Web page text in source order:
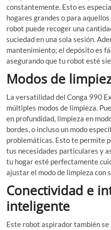
constantemente. Esto es
hogares grandes o para
robot puede recoger una
suciedad en una sola sesión.
mantenimiento; el depósito es
asegurando que tu robot esté
Modos de
La versatilidad del Conga 990
múltiples modos de limpieza.
en profundidad, limpieza en
bordes, o incluso un modo
problemáticas. Esto te permite
tus necesidades particulares y
tu hogar esté perfectamente
ajustar el modo de limpieza con
Conectividad e
inteligente
Este robot aspirador también